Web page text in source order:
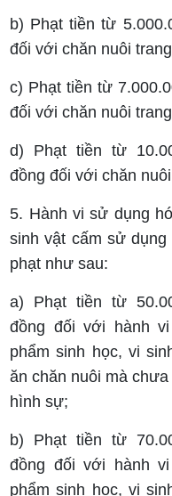
b) Phạt tiền từ
đối với chăn nuôi
c) Phạt tiền từ
đối với chăn nuôi
d) Phạt tiền từ
đồng đối với chăn
5. Hành vi sử dụng
sinh vật cấm sử
phạt như sau:
a) Phạt tiền từ
đồng đối với hành
phẩm sinh học, vi
ăn chăn nuôi mà
hình sự;
b) Phạt tiền từ
đồng đối với hành
phẩm sinh học, vi